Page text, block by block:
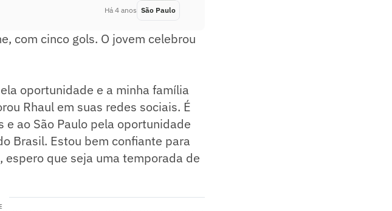
Há 4 anos São Paulo
com cinco gols. O jovem celebrou
oportunidade e a minha família
Rhaul em suas redes sociais. É
e ao São Paulo pela oportunidade
Brasil. Estou bem confiante para
que seja uma temporada de